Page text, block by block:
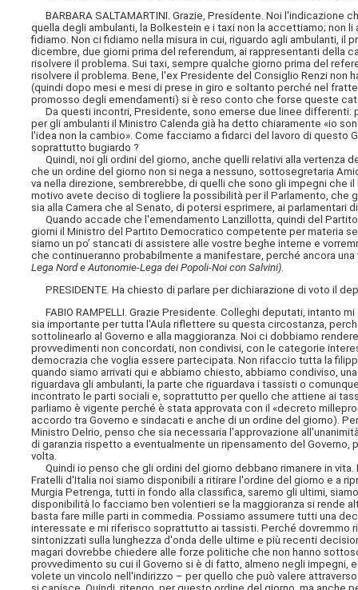
BARBARA SALTAMARTINI. Grazie, Presidente. Noi l'indicazione
quella degli ambulanti, la Bolkestein e i taxi non la accettiamo; non
fidiamo. Non ci fidiamo nella misura in cui, riguardo agli ambulanti,
dicembre, due giorni prima del referendum, ai rappresentanti della
risolvere il problema. Sui taxi, sempre qualche giorno prima del
risolvere il problema. Bene, l'ex Presidente del Consiglio Renzi
(quindi dopo mesi e mesi di prese in giro e soltanto perché nel
promosso degli emendamenti) si è reso conto che forse queste
Da questi incontri, Presidente, sono emerse due linee differenti:
per gli ambulanti il Ministro Calenda già ha detto chiaramente «io
l'idea non la cambio». Come facciamo a fidarci del lavoro di questo
soprattutto bugiardo ?
Quindi, noi gli ordini del giorno, anche quelli relativi alla vertenza
che un ordine del giorno non si nega a nessuno, sottosegretaria
va nella direzione, sembrerebbe, di quelli che sono gli impegni che
motivo avete deciso di togliere la possibilità per il Parlamento, che
sia alla Camera che al Senato, di potersi esprimere, ai parlamentari
Quando accade che l'emendamento Lanzillotta, quindi del
giorni il Ministro del Partito Democratico competente per materia
siamo un po’ stancati di assistere alle vostre beghe interne e
che continueranno probabilmente a manifestare, perché ancora
Lega Nord e Autonomie-Lega dei Popoli-Noi con Salvini)
PRESIDENTE. Ha chiesto di parlare per dichiarazione di voto il
FABIO RAMPELLI. Grazie Presidente. Colleghi deputati, intanto
sia importante per tutta l'Aula riflettere su questa circostanza,
sottolinearlo al Governo e alla maggioranza. Noi ci dobbiamo
provvedimenti non concordati, non condivisi, con le categorie
democrazia che voglia essere partecipata. Non rifaccio tutta la
quando siamo arrivati qui e abbiamo chiesto, abbiamo condiviso,
riguardava gli ambulanti, la parte che riguardava i tassisti o
incontrato le parti sociali e, soprattutto per quello che attiene ai
parliamo è vigente perché è stata approvata con il «decreto
accordo tra Governo e sindacati e anche di un ordine del giorno).
Ministro Delrio, penso che sia necessaria l'approvazione
di garanzia rispetto a eventualmente un ripensamento del
volta.
Quindi io penso che gli ordini del giorno debbano rimanere in
Fratelli d'Italia noi siamo disponibili a ritirare l'ordine del giorno e a
Murgia Petrenga, tutti in fondo alla classifica, saremo gli ultimi,
disponibilità lo facciamo ben volentieri se la maggioranza si rende
basta fare mille parti in commedia. Possiamo assumere tutti una
interessate e mi riferisco soprattutto ai tassisti. Perché dovremmo
sintonizzati sulla lunghezza d'onda delle ultime e più recenti
magari dovrebbe chiedere alle forze politiche che non hanno
provvedimento su cui il Governo si è di fatto, almeno negli
volete un vincolo nell'indirizzo – per quello che può valere